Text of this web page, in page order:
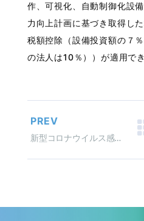
作、可視化、自動制御化設
力向上計画に基づき取得し
税額控除（設備投資額の７
の法人は10％））が適用で
PREV
新型コロナウイルス感染症に関連する 個人向け助成金等